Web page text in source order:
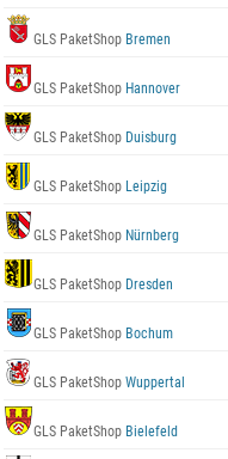
GLS PaketShop Bremen
GLS PaketShop Hannover
GLS PaketShop Duisburg
GLS PaketShop Leipzig
GLS PaketShop Nürnberg
GLS PaketShop Dresden
GLS PaketShop Bochum
GLS PaketShop Wuppertal
GLS PaketShop Bielefeld